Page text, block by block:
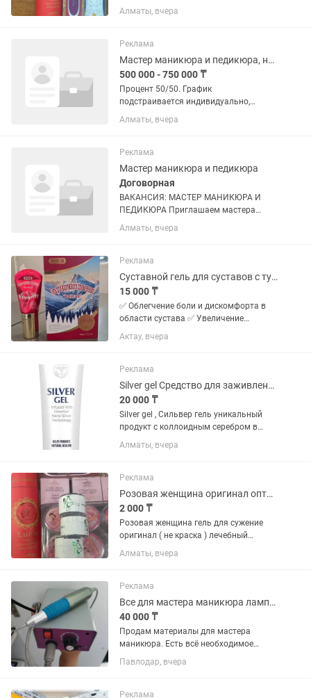
убивает микробы и бактерии оптом и в
розницу, доставка . Фитоаптека Китай .
Алматы, вчера
Реклама
Мастер маникюра и педикюра, ногтевой сервис. Nail мастер
500 000 - 750 000 ₸
Процент 50/50. График
подстраивается индивидуально,
желательно 5/2. Поток клиентов
большой Обязанности: •Аппаратный /
гель-лаком, выравнивание
•Соблюдение...
Алматы, вчера
Реклама
Мастер маникюра и педикюра
Договорная
ВАКАНСИЯ: МАСТЕР МАНИКЮРА И
ПЕДИКЮРА Приглашаем мастера
ногтевого сервиса Обязанности: •
Маникюр и педикюр • Покрытие гель-
Наращивание ногтей • Выполнение...
Алматы, вчера
Реклама
Суставной гель для суставов с турмалиновым шариком лечебный
15 000 ₸
✅ Облегчение боли и дискомфорта в
области сустава ✅ Увеличение
подвижности ✅ Снижение мышечного
напряжения ✅ Ускорение регенерации
воспалительного процесса 👉 Всё это
достигается...
Актау, вчера
Реклама
Silver gel Средство для заживления ран
20 000 ₸
Silver gel , Сильвер гель уникальный
продукт с коллоидным серебром в
составе. Заживляет диабетическую
стопу, прыщи, ожоги, раны, ссадины,
дерматит у детей. Нет...
Алматы, вчера
Реклама
Розовая женщина оригинал оптом и в розницу фито аптека Китай онлайн магазин
2 000 ₸
Розовая женщина гель для сужение
оригинал ( не краска ) лечебный
эффект , убирает запах , убивает
микробы и бактерии отправка почта ,
Алматы, вчера
Реклама
Все для мастера маникюра лампа сушка
40 000 ₸
Продам материалы для мастера
маникюра. Есть всё необходимое
(лампа, сушка, пылесос, аппарат с
фрезами, гель-лаки, цветные базы от
дизайна и многое другое) подробнее...
Павлодар, вчера
Реклама